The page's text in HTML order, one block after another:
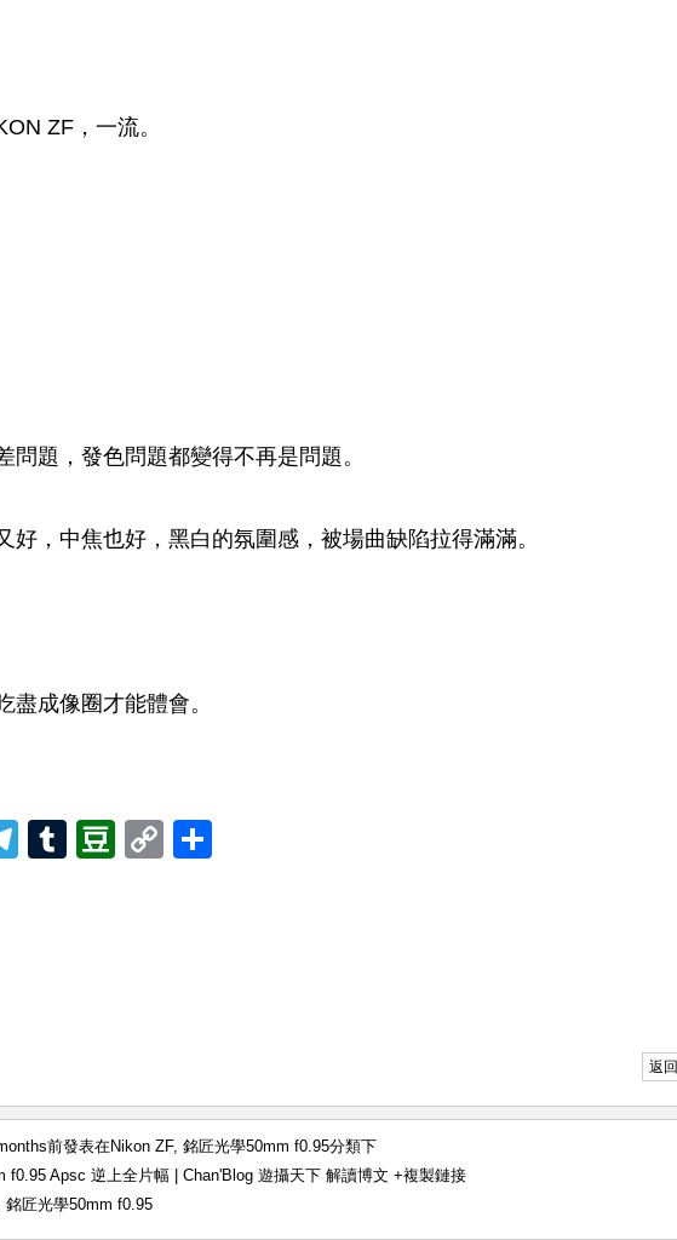
ZF，一流。
題，發色問題都變得不再是問題。
，中焦也好，黑白的氛圍感，被場曲缺陷拉得滿滿。
成像圈才能體會。
Telegram
Tumblr
Douban
Copy
返回
前發表在Nikon ZF, 銘匠光學50mm f0.95分類下
f0.95 Apsc 逆上全片幅 | Chan'Blog 遊攝天下 解讀博文 +複製鏈接
銘匠光學50mm f0.95